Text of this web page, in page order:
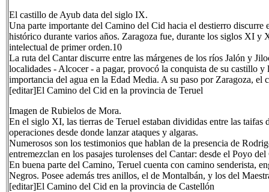
El castillo de Ayub data del siglo IX.
Una parte importante del Camino del Cid hacia el destierro
histórico durante varios años. Zaragoza fue, durante los siglos XI
intelectual de primer orden.10
La ruta del Cantar discurre entre las márgenes de los ríos Jalón y
localidades - Alcocer - a pagar, provocó la conquista de su castillo
importancia del agua en la Edad Media. A su paso por Zaragoza, el
[editar]El Camino del Cid en la provincia de Teruel
Imagen de Rubielos de Mora.
En el siglo XI, las tierras de Teruel estaban divididas entre las
operaciones desde donde lanzar ataques y algaras.
Numerosos son los testimonios que hablan de la presencia de
entremezclan en los pasajes turolenses del Cantar: desde el Poyo
En buena parte del Camino, Teruel cuenta con camino senderista,
Negros. Posee además tres anillos, el de Montalbán, y los del
[editar]El Camino del Cid en la provincia de Castellón